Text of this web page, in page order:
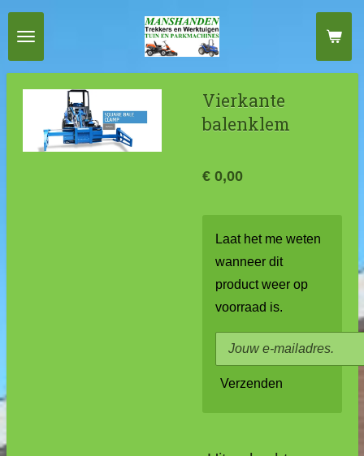
Ga
direct
naar
hoofdinhoud
Vierkante
balenklem
€ 0,00
Laat het me weten
wanneer dit
product weer op
voorraad is.
Verzenden